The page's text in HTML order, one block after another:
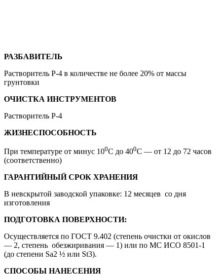
РАЗБАВИТЕЛЬ
Растворитель Р-4 в количестве не более 20% от массы
грунтовки
ОЧИСТКА ИНСТРУМЕНТОВ
Растворитель Р-4
ЖИЗНЕСПОСОБНОСТЬ
При температуре от минус 100С до 400С — от 12 до 72 часов
(соответственно)
ГАРАНТИЙНЫЙ СРОК ХРАНЕНИЯ
В невскрытой заводской упаковке: 12 месяцев со дня
изготовления
ПОДГОТОВКА ПОВЕРХНОСТИ:
Осуществляется по ГОСТ 9.402 (степень очистки от окислов
— 2, степень обезжиривания — 1) или по МС ИСО 8501-1
(до степени Sa2 ½ или St3).
СПОСОБЫ НАНЕСЕНИЯ